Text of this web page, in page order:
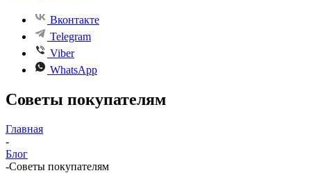
Вконтакте
Telegram
Viber
WhatsApp
Советы покупателям
Главная
-
Блог
-Советы покупателям